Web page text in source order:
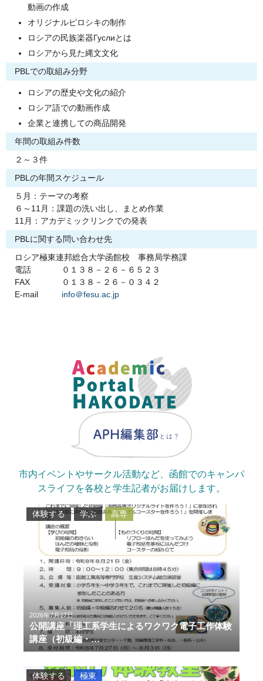
動画の作成
オリジナルピロシキの制作
ロシアの民族楽器Гуслиとは
ロシアから見た縄文文化
PBLでの取組み分野
ロシアの歴史や文化の紹介
ロシア語での動画作成
企業と連携しての商品開発
年間の取組み件数
２～３件
PBLの年間スケジュール
５月：テーマの考察
６～11月：課題の洗い出し、まとめ作業
11月：アカデミックリンクでの発表
PBLに関する問い合わせ先
ロシア極東連邦総合大学函館校 事務局学務課
電話
０１３８－２６－６５２３
FAX
０１３８－２６－０３４２
E-mail
info＠fesu.ac.jp
市内イベントやサークル活動など、函館でのキャンパ
スライフを各校と学生記者がお届けします。
2026年7月17日
公開講座「理工系学生によるワクワク電子工作体験
講座（初級編・…
体験する 学ぶ 高専
体験する 極東